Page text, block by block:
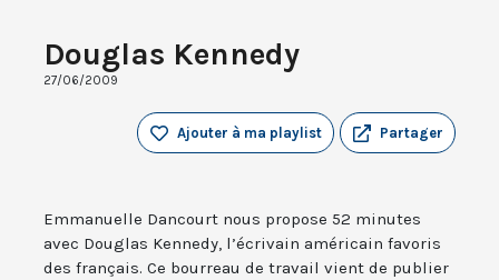
Douglas Kennedy
27/06/2009
Partager
Ajouter à ma playlist
Emmanuelle Dancourt nous propose 52 minutes
avec Douglas Kennedy, l’écrivain américain favoris
des français. Ce bourreau de travail vient de publier